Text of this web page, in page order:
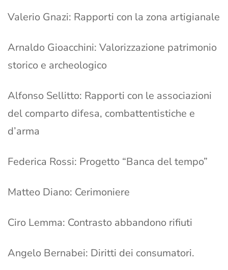
Valerio Gnazi: Rapporti con la zona artigianale
Arnaldo Gioacchini: Valorizzazione patrimonio
storico e archeologico
Alfonso Sellitto: Rapporti con le associazioni
del comparto difesa, combattentistiche e
d’arma
Federica Rossi: Progetto “Banca del tempo”
Matteo Diano: Cerimoniere
Ciro Lemma: Contrasto abbandono rifiuti
Angelo Bernabei: Diritti dei consumatori.